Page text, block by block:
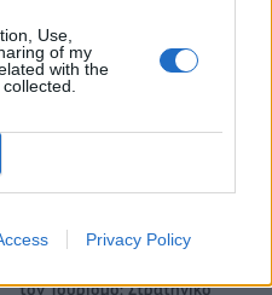
Use,
of my
with the
Privacy Policy
ακαδημίες να εξελίσσονται οι
παίκτες»
τον Ιούλιο
τον Τουρισμό: Στρατηγικό